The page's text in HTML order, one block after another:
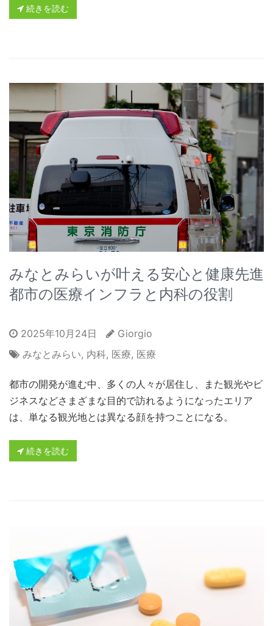
続きを読む
みなとみらいが叶える安心と健康先進
都市の医療インフラと内科の役割
2025年10月24日
Giorgio
みなとみらい, 内科, 医療, 医療
都市の開発が進む中、多くの人々が居住し、また観光やビ
ジネスなどさまざまな目的で訪れるようになったエリア
は、単なる観光地とは異なる顔を持つことになる。
続きを読む